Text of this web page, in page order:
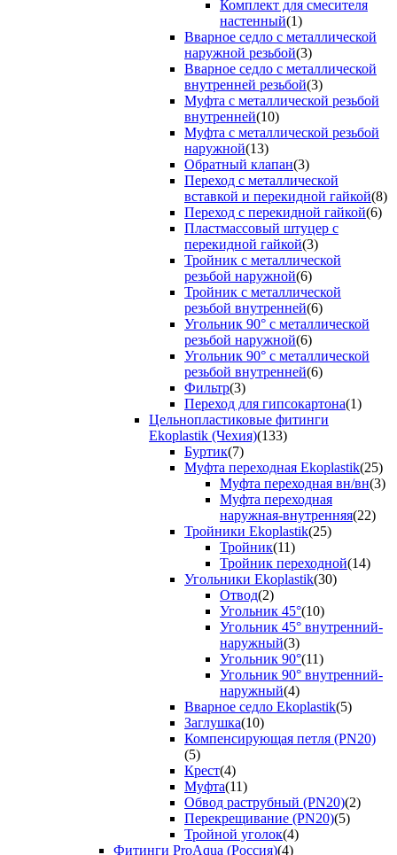
Комплект для смесителя
настенный(1)
Вварное седло с металлической
наружной резьбой(3)
Вварное седло с металлической
внутренней резьбой(3)
Муфта с металлической резьбой
внутренней(10)
Муфта с металлической резьбой
наружной(13)
Обратный клапан(3)
Переход с металлической
вставкой и перекидной гайкой(8)
Переход с перекидной гайкой(6)
Пластмассовый штуцер с
перекидной гайкой(3)
Тройник с металлической
резьбой наружной(6)
Тройник с металлической
резьбой внутренней(6)
Угольник 90° с металлической
резьбой наружной(6)
Угольник 90° с металлической
резьбой внутренней(6)
Фильтр(3)
Переход для гипсокартона(1)
Цельнопластиковые фитинги
Ekoplastik (Чехия)(133)
Буртик(7)
Муфта переходная Ekoplastik(25)
Муфта переходная вн/вн(3)
Муфта переходная
наружная-внутренняя(22)
Тройники Ekoplastik(25)
Тройник(11)
Тройник переходной(14)
Угольники Ekoplastik(30)
Отвод(2)
Угольник 45°(10)
Угольник 45° внутренний-
наружный(3)
Угольник 90°(11)
Угольник 90° внутренний-
наружный(4)
Вварное седло Ekoplastik(5)
Заглушка(10)
Компенсирующая петля (PN20)
(5)
Крест(4)
Муфта(11)
Обвод раструбный (PN20)(2)
Перекрещивание (PN20)(5)
Тройной уголок(4)
Фитинги ProAqua (Россия)(4)